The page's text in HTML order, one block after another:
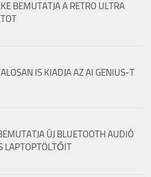
BEMUTATJA A RETRO ULTRA
IS KIADJA AZ AI GENIUS-T
ÚJ BLUETOOTH AUDIÓ
LAPTOPTÖLTŐIT